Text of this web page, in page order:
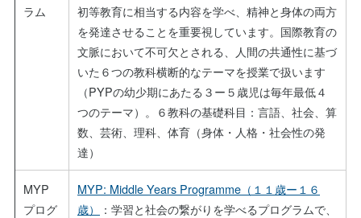
ラム
初等教育に相当する内容を学べ、精神と身体の両方
を発達させることを重要視しています。国際教育の
文脈において不可欠とされる、人間の共通性に基づ
いた６つの教科横断的なテーマを授業で扱います
（PYPの幼少期にあたる３ー５歳児は毎年最低４
つのテーマ）。６教科の基礎科目：言語、社会、算
数、芸術、理科、体育（身体・人格・社会性の発
達）
MYP
プログ
MYP: Middle Years Programme（１１歳ー１６
歳）
：学習と社会の繋がりを学べるプログラムで、